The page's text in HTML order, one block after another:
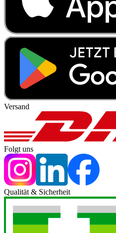
Versand
Folgt uns
Qualität & Sicherheit